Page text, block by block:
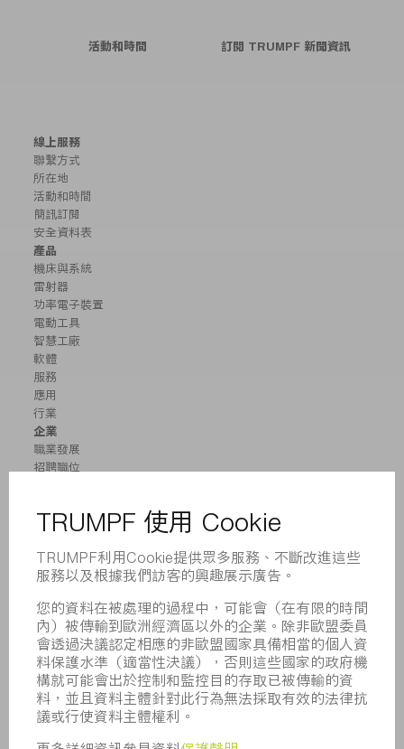
活動和時間 訂閱 TRUMPF 新聞資訊
線上服務
聯繫方式
所在地
活動和時間
簡訊訂閱
安全資料表
產品
機床與系統
雷射器
功率電子裝置
電動工具
智慧工廠
軟體
服務
應用
行業
企業
職業發展
招聘職位
業務報告
合規
舉報系統
新聞稿
雜誌
可持續性
環境和氣候
社會和公共事務
企業管理